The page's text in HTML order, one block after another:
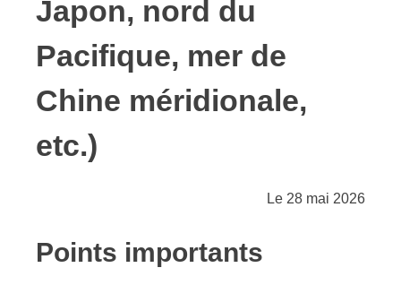
Japon, nord du
Pacifique, mer de
Chine méridionale,
etc.)
Le 28 mai 2026
Points importants